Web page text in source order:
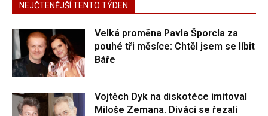
NEJČTENĚJŠÍ TENTO TÝDEN
Velká proměna Pavla Šporcla za
pouhé tři měsíce: Chtěl jsem se líbit
Báře
Vojtěch Dyk na diskotéce imitoval
Miloše Zemana. Diváci se řezali